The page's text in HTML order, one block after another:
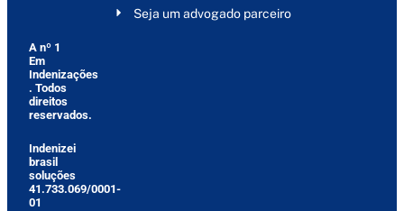
Seja um advogado parceiro
A nº 1
Em
Indenizações
. Todos
direitos
reservados.
Indenizei
brasil
soluções
41.733.069/0001-
01